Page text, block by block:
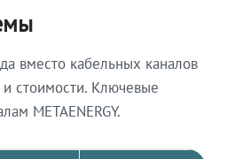
вместо кабельных каналов
стоимости. Ключевые
METAENERGY.